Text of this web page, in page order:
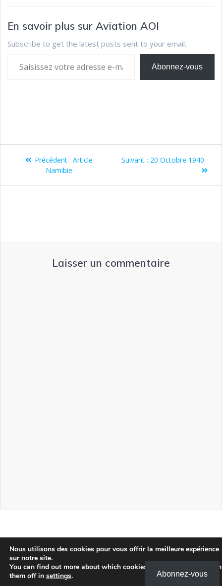
En savoir plus sur Aviation AOI
Subscribe to get the latest posts sent to your email.
Abonnez-vous
Précédent : Article
Namibie
Suivant : 20 Octobre 1940
Laisser un commentaire
Nous utilisons des cookies pour vous offrir la meilleure expérience
sur notre site.
You can find out more about which cookies we are using or switch
them off in settings. Abonnez-vous